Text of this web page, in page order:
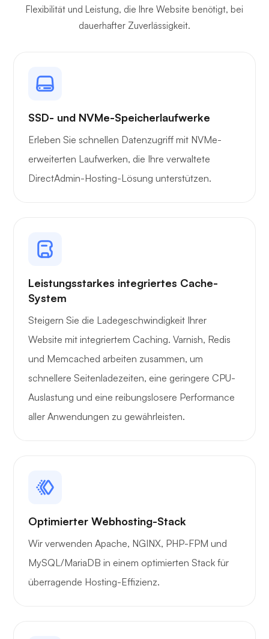
Spielröhre
Grafana
Flexibilität und Leistung, die Ihre Website benötigt, bei
dauerhafter Zuverlässigkeit.
SSD- und NVMe-Speicherlaufwerke
Erleben Sie schnellen Datenzugriff mit NVMe-
erweiterten Laufwerken, die Ihre verwaltete
DirectAdmin-Hosting-Lösung unterstützen.
Leistungsstarkes integriertes Cache-
System
Steigern Sie die Ladegeschwindigkeit Ihrer
Website mit integriertem Caching. Varnish, Redis
und Memcached arbeiten zusammen, um
schnellere Seitenladezeiten, eine geringere CPU-
Auslastung und eine reibungslosere Performance
aller Anwendungen zu gewährleisten.
Optimierter Webhosting-Stack
Wir verwenden Apache, NGINX, PHP-FPM und
MySQL/MariaDB in einem optimierten Stack für
überragende Hosting-Effizienz.